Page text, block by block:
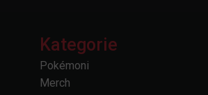
Kategorie
Pokémoni
Merch